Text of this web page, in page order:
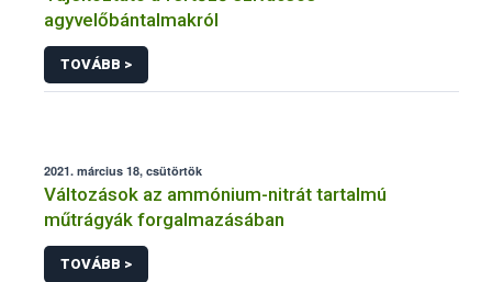
agyvelőbántalmakról
TOVÁBB >
2021. március 18, csütörtök
Változások az ammónium-nitrát tartalmú
műtrágyák forgalmazásában
TOVÁBB >